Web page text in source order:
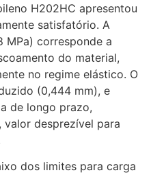
H202HC apresentou
satisfatório. A
MPa) corresponde a
do material,
no regime elástico. O
(0,444 mm), e
de longo prazo,
valor desprezível para
dos limites para carga